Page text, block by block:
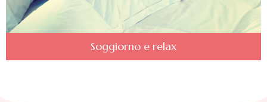
Soggiorno e relax